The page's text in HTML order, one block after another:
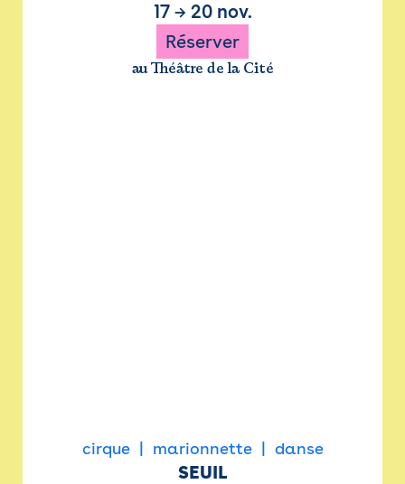
17→ 20 nov.
Réserver
au Théâtre de la Cité
cirque marionnette danse
SEUIL